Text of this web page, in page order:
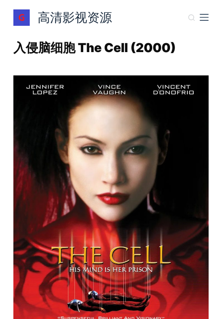
跳
过
容
高清影视资源
入侵脑细胞 The Cell (2000)